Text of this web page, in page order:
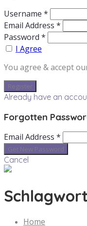
Username *
Email Address *
Password *
I Agree
You agree & accept
Already have an
Forgotten
Email Address *
Cancel
Home